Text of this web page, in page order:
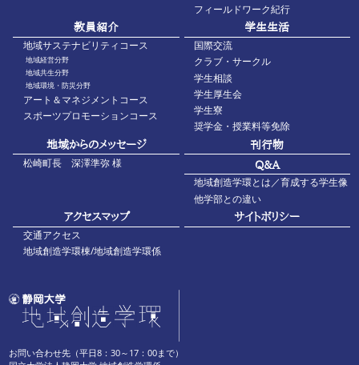
フィールドワーク紀行
教員紹介
地域サステナビリティコース
地域経営分野
地域共生分野
地域環境・防災分野
アート＆マネジメントコース
スポーツプロモーションコース
学生生活
国際交流
クラブ・サークル
学生相談
学生厚生会
学生寮
奨学金・授業料等免除
地域からのメッセージ
松崎町長 深澤準弥 様
刊行物
Q&A
地域創造学環とは／育成する学生像
他学部との違い
アクセスマップ
交通アクセス
地域創造学環棟/地域創造学環係
サイトポリシー
お問い合わせ先（平日8：30～17：00まで）